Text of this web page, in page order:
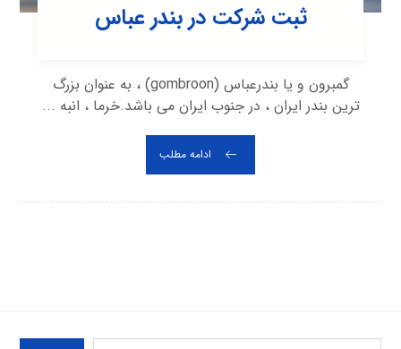
ثبت شرکت در بندر عباس
گمبرون و یا بندرعباس (gombroon) ، به عنوان بزرگ
ترین بندر ایران ، در جنوب ایران می باشد.خرما ، انبه ...
ادامه مطلب